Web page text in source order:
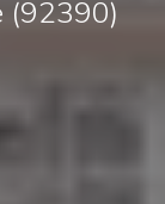
(92390)